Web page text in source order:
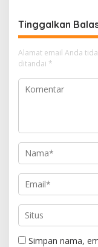
Tinggalkan
Alamat email Anda
ditandai *
Simpan nama,